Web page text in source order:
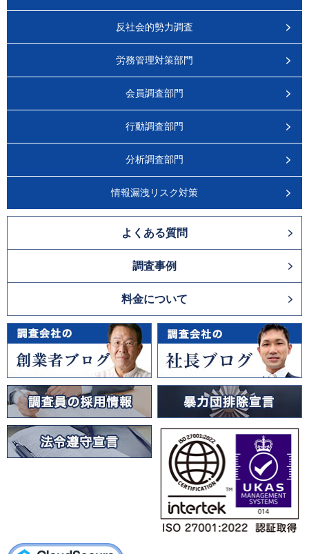
反社会的勢力調査
労務管理対策部門
会員調査部門
行動調査部門
分析調査部門
情報漏洩リスク対策
よくある質問
調査事例
料金について